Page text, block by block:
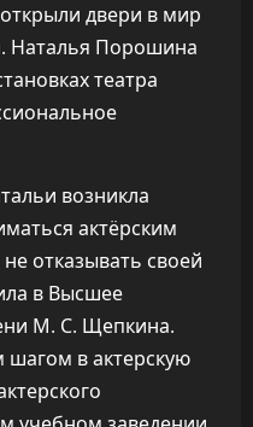
двери в мир
Наталья Порошина
театра
возникла
актёрским
отказывать своей
в Высшее
М. С. Щепкина.
в актерскую